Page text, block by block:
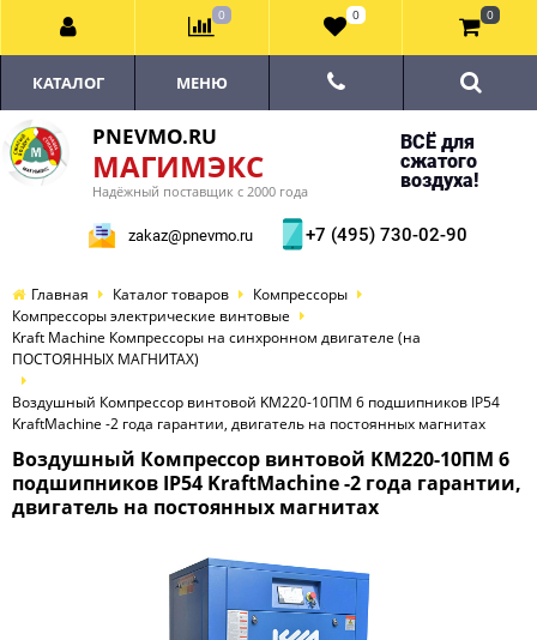
PNEVMO.RU
МАГИМЭКС
Надёжный поставщик с 2000 года
ВСЁ для
сжатого
воздуха!
zakaz@pnevmo.ru +7 (495) 730-02-90
КАТАЛОГ МЕНЮ
Главная Каталог товаров
Компрессоры
Компрессоры электрические винтовые
Kraft Machine Компрессоры на синхронном двигателе (на
ПОСТОЯННЫХ МАГНИТАХ)
Воздушный Компрессор винтовой KM220-10ПМ 6 подшипников IP54
KraftMachine -2 года гарантии, двигатель на постоянных магнитах
Воздушный Компрессор винтовой KM220-10ПМ 6
подшипников IP54 KraftMachine -2 года гарантии,
двигатель на постоянных магнитах
0 0 0